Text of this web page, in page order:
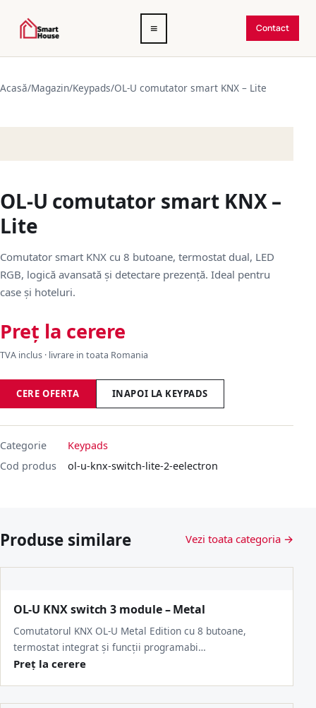
Deschide
meniul
≡ Contact
Acasă/Magazin/Keypads/OL-U comutator smart KNX – Lite
OL-U comutator smart KNX –
Lite
Comutator smart KNX cu 8 butoane, termostat dual, LED
RGB, logică avansată și detectare prezență. Ideal pentru
case și hoteluri.
Preț la cerere
TVA inclus · livrare in toata Romania
CERE OFERTA INAPOI LA KEYPADS
Categorie
Keypads
Cod produs
ol-u-knx-switch-lite-2-eelectron
Produse similare Vezi toata categoria →
OL-U KNX switch 3 module – Metal
Comutatorul KNX OL-U Metal Edition cu 8 butoane,
termostat integrat și funcții programabi…
Preț la cerere